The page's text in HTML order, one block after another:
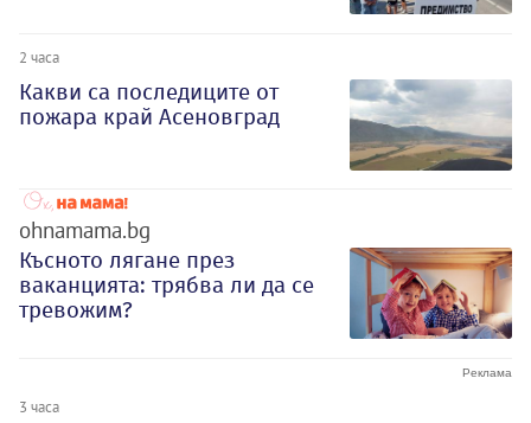
2 часа
Какви са последиците от
пожара край Асеновград
ohnamama.bg
Късното лягане през
ваканцията: трябва ли да се
тревожим?
3 часа